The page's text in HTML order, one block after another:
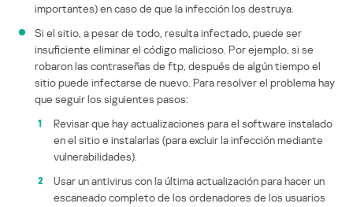
importantes) en caso de que la infección los destruya.
Si el sitio, a pesar de todo, resulta infectado, puede ser
insuficiente eliminar el código malicioso. Por ejemplo, si se
robaron las contraseñas de ftp, después de algún tiempo el
sitio puede infectarse de nuevo. Para resolver el problema hay
que seguir los siguientes pasos:
Revisar que hay actualizaciones para el software instalado
en el sitio e instalarlas (para excluir la infección mediante
vulnerabilidades).
Usar un antivirus con la última actualización para hacer un
escaneado completo de los ordenadores de los usuarios